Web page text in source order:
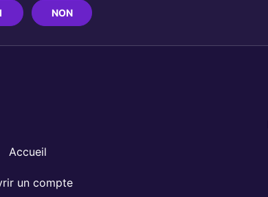
NON
Accueil
un compte